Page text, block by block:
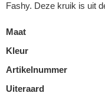
Fashy. Deze kruik is uit
Maat
Kleur
Artikelnummer
Uiteraard